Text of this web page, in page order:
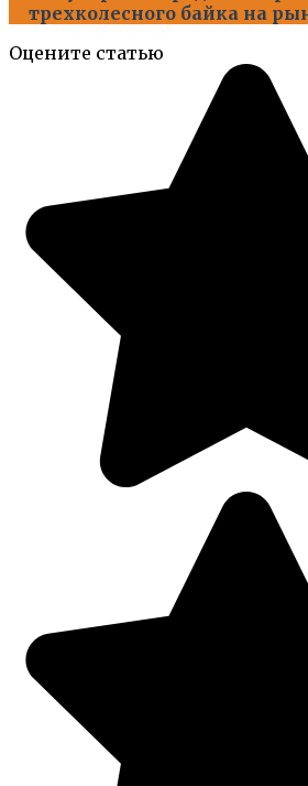
трехколесного байка на
Оцените статью